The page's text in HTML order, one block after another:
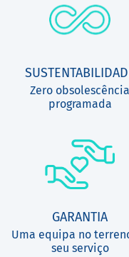
Zero obsolescência
programada
GARANTIA
Uma equipa no
seu serviço